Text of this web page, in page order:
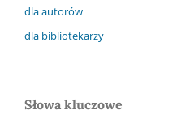
dla autorów
dla bibliotekarzy
Słowa kluczowe